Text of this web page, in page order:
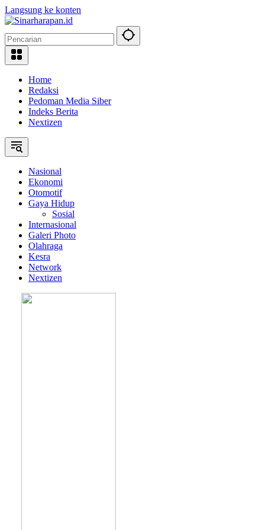
Langsung ke konten
Home
Redaksi
Pedoman Media Siber
Indeks Berita
Nextizen
Nasional
Ekonomi
Otomotif
Gaya Hidup
Sosial
Internasional
Galeri Photo
Olahraga
Kesra
Network
Nextizen